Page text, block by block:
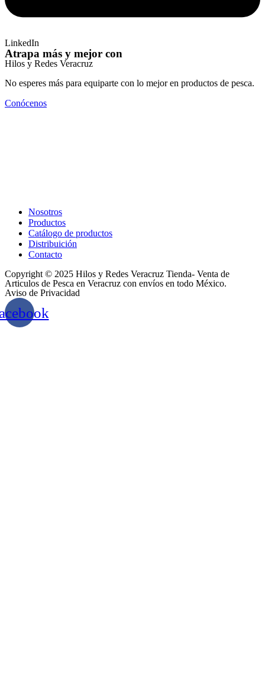
LinkedIn
Atrapa más y mejor con
Hilos y Redes Veracruz
No esperes más para equiparte con lo mejor en productos de pesca.
Conócenos
Nosotros
Productos
Catálogo de productos
Distribuición
Contacto
Copyright © 2025 Hilos y Redes Veracruz Tienda- Venta de
Articulos de Pesca en Veracruz con envíos en todo México.
Aviso de Privacidad